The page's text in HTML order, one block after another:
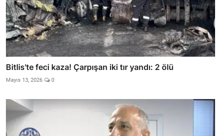
Bitlis'te feci kaza! Çarpışan iki tır yandı: 2 ölü
Mayıs 13, 2026 0